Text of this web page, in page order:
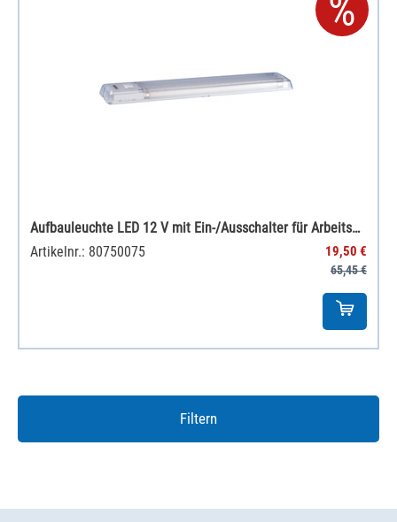
Aufbauleuchte LED 12 V mit Ein-/Ausschalter für Arbeitsplatzbeleuchtung
Artikelnr.: 80750075
19,50 €
65,45 €
Filtern